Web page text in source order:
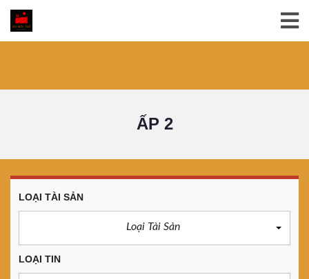
ẤP 2
LOẠI TÀI SẢN
Loại Tài Sản
LOẠI TIN